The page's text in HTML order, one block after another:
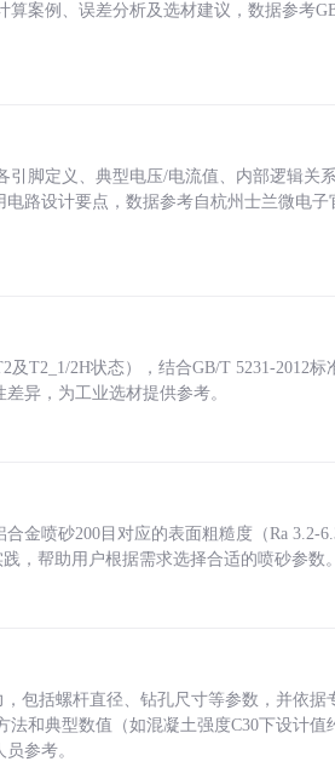
算案例、误差分析及选材建议，数据参考
引脚定义、典型电压/电流值、内部逻辑关
路设计要点，数据参考自杭州士兰微电子
T2_1/2H状态），结合GB/T 5231-2012
异，为工业选材提供参考。
金喷砂200目对应的表面粗糙度（Ra 3.2-
，帮助用户根据需求选择合适的喷砂参数。
包括螺杆直径、钻孔尺寸等参数，并依据
法和典型数值（如混凝土强度C30下设计值
参考。